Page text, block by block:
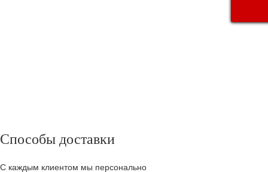
Способы доставки
С каждым клиентом мы персонально